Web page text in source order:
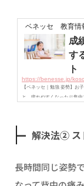
ベネッセ 教育情
成
す
ト
https://benesse.jp/
【ベネッセ｜勉強 姿勢】
と、疲れやすくなったり集
解決法② ス
長時間同じ姿勢